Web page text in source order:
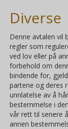
Diverse
Denne avtalen vil
regler som
ved lov eller på
forbehold om
bindende for,
partene og deres
unnlatelse av å
bestemmelse i
vår rett til senere
annen